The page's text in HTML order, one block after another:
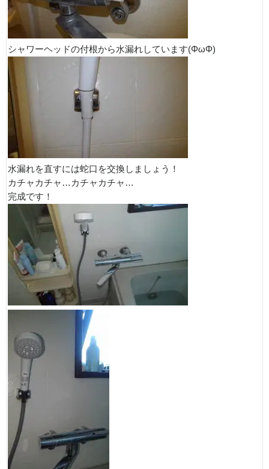
シャワーヘッドの付根から水漏れしています(ΦωΦ)
水漏れを直すには蛇口を交換しましょう！
カチャカチャ…カチャカチャ…
完成です！